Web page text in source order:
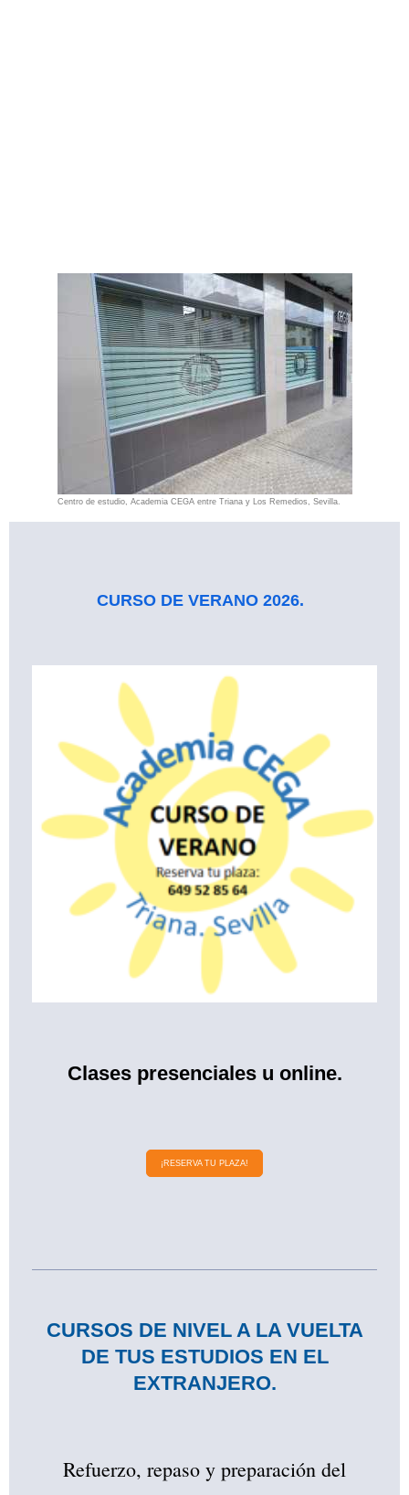
Centro de estudio, Academia CEGA entre Triana y Los Remedios, Sevilla.
CURSO DE VERANO 2026.
Clases presenciales u online.
¡RESERVA TU PLAZA!
CURSOS DE NIVEL A LA VUELTA
DE TUS ESTUDIOS EN EL
EXTRANJERO.
Refuerzo, repaso y preparación del